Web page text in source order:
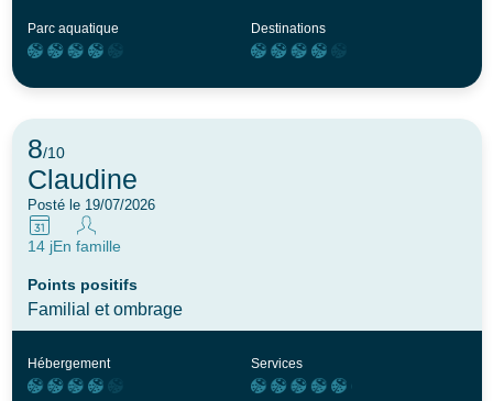
Parc aquatique Destinations
8/10
Claudine
Posté le 19/07/2026
14 jEn famille
Points positifs
Familial et ombrage
Hébergement Services